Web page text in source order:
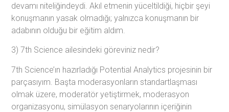
devamı niteliğindeydi. Akıl etmenin yüceltildiği, hiçbir şeyi
konuşmanın yasak olmadığı; yalnızca konuşmanın bir
adabının olduğu bir eğitim aldım.
3) 7th Science ailesindeki göreviniz nedir?
7th Science’ın hazırladığı Potential Analytics projesinin bir
parçasıyım. Başta moderasyonların standartlaşması
olmak üzere, moderatör yetiştirmek, moderasyon
organizasyonu, simülasyon senaryolarının içeriğinin